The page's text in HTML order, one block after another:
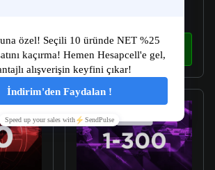
İncele
₺179.99
₺299.99
İncele